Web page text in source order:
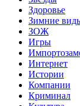
Здоровье
Зимние
ЗОЖ
Игры
Интернет
Истории
Компании
Криминал